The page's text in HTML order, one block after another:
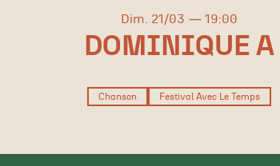
dimanche
Dim. 21/mars
03 19:00
DOMINIQUE A
Chanson Festival Avec Le Temps